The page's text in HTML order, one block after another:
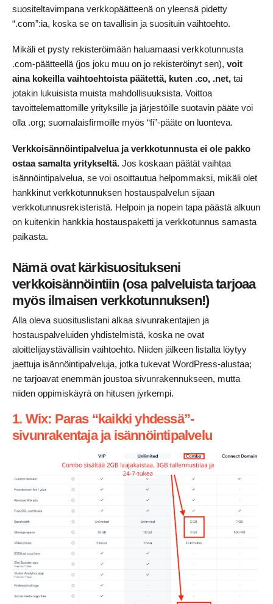
suositeltavimpana verkkopäätteenä on yleensä pidetty
“.com”:ia, koska se on tavallisin ja suosituin vaihtoehto.
Mikäli et pysty rekisteröimään haluamaasi verkkotunnusta
.com-päätteellä (jos joku muu on jo rekisteröinyt sen), voit
aina kokeilla vaihtoehtoista päätettä, kuten .co, .net, tai
jotakin lukuisista muista mahdollisuuksista. Voittoa
tavoittelemattomille yrityksille ja järjestöille suotavin pääte voi
olla .org; suomalaisfirmoille myös “fi”-pääte on luonteva.
Verkkoisännöintipalvelua ja verkkotunnusta ei ole pakko
ostaa samalta yritykseltä. Jos koskaan päätät vaihtaa
isännöintipalvelua, se voi osoittautua helpommaksi, mikäli olet
hankkinut verkkotunnuksen hostauspalvelun sijaan
verkkotunnusrekisteristä. Helpoin ja nopein tapa päästä alkuun
on kuitenkin hankkia hostauspaketti ja verkkotunnus samasta
paikasta.
Nämä ovat kärkisuositukseni
verkkoisännöintiin (osa palveluista tarjoaa
myös ilmaisen verkkotunnuksen!)
Alla oleva suosituslistani alkaa sivunrakentajien ja
hostauspalveluiden yhdistelmistä, koska ne ovat
aloittelijaystävällisin vaihtoehto. Niiden jälkeen listalta löytyy
jaettuja isännöintipalveluja, jotka tukevat WordPress-alustaa;
ne tarjoavat enemmän joustoa sivunrakennukseen, mutta
niiden oppimiskäyrä on hitusen jyrkempi.
1. Wix: Paras “kaikki yhdessä”-
sivunrakentaja ja isännöintipalvelu